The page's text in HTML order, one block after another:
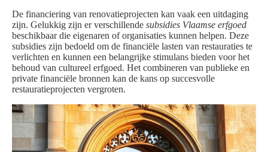
De financiering van renovatieprojecten kan vaak een uitdaging
zijn. Gelukkig zijn er verschillende subsidies Vlaamse erfgoed
beschikbaar die eigenaren of organisaties kunnen helpen. Deze
subsidies zijn bedoeld om de financiële lasten van restauraties te
verlichten en kunnen een belangrijke stimulans bieden voor het
behoud van cultureel erfgoed. Het combineren van publieke en
private financiële bronnen kan de kans op succesvolle
restauratieprojecten vergroten.